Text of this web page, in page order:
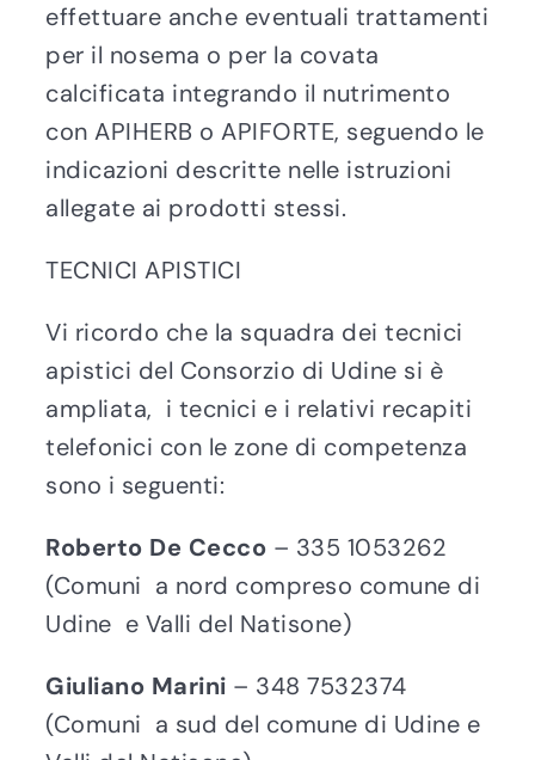
effettuare anche eventuali trattamenti
per il nosema o per la covata
calcificata integrando il nutrimento
con APIHERB o APIFORTE, seguendo le
indicazioni descritte nelle istruzioni
allegate ai prodotti stessi.
TECNICI APISTICI
Vi ricordo che la squadra dei tecnici
apistici del Consorzio di Udine si è
ampliata, i tecnici e i relativi recapiti
telefonici con le zone di competenza
sono i seguenti:
Roberto De Cecco – 335 1053262
(Comuni a nord compreso comune di
Udine e Valli del Natisone)
Giuliano Marini – 348 7532374
(Comuni a sud del comune di Udine e